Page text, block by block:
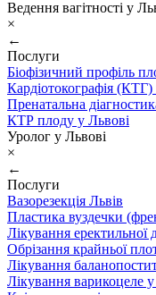
Ведення вагітності у
×
←
Послуги
Біофізичний профіль
Кардіотокографія
Пренатальна
КТР плоду у Львові
Уролог у Львові
×
←
Послуги
Вазорезекція Львів
Пластика вуздечки
Лікування еректильної
Обрізання крайньої
Лікування
Лікування варикоцеле